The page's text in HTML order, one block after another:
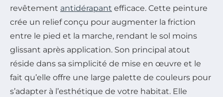
revêtement antidérapant efficace. Cette peinture
crée un relief conçu pour augmenter la friction
entre le pied et la marche, rendant le sol moins
glissant après application. Son principal atout
réside dans sa simplicité de mise en œuvre et le
fait qu’elle offre une large palette de couleurs pour
s’adapter à l’esthétique de votre habitat. Elle